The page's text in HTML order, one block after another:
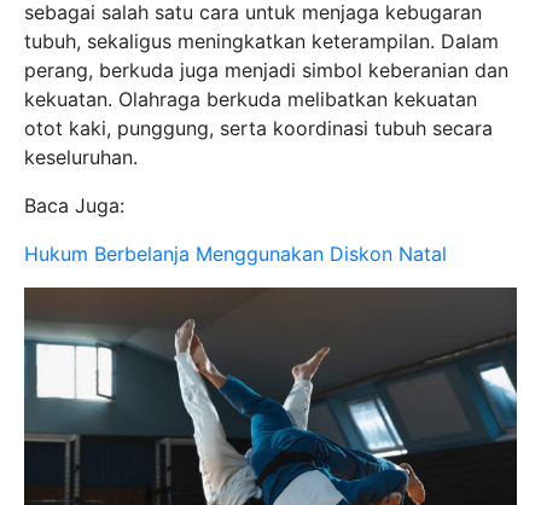
sebagai salah satu cara untuk menjaga kebugaran
tubuh, sekaligus meningkatkan keterampilan. Dalam
perang, berkuda juga menjadi simbol keberanian dan
kekuatan. Olahraga berkuda melibatkan kekuatan
otot kaki, punggung, serta koordinasi tubuh secara
keseluruhan.
Baca Juga:
Hukum Berbelanja Menggunakan Diskon Natal